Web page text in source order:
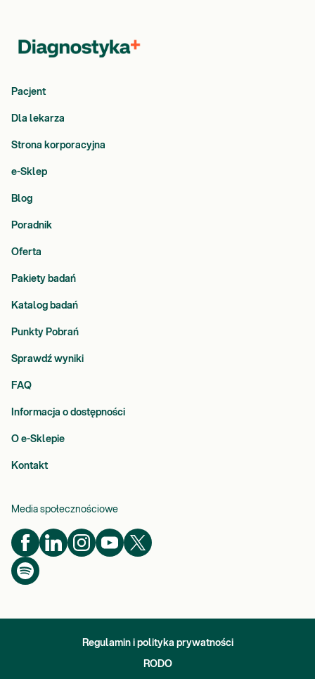
Pacjent
Dla lekarza
Strona korporacyjna
e-Sklep
Blog
Poradnik
Oferta
Pakiety badań
Katalog badań
Punkty Pobrań
Sprawdź wyniki
FAQ
Informacja o dostępności
O e-Sklepie
Kontakt
Media społecznościowe
Regulamin i polityka prywatności
RODO